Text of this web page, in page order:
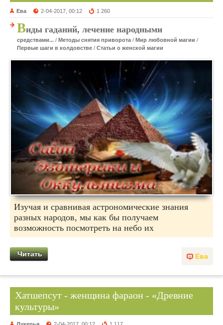
Ева 2-04-2017, 00:12 1 260
Виды гаданий, лечение народными
средствами... / Методы снятия приворота / Мир любовной магии /
Первые шаги в колдовстве / Статьи о женской магии
Изучая и сравнивая астрономические знания
разных народов, мы как бы получаем
возможность посмотреть на небо их
Ева
Читать
Хатшепсут - женщина фараон - «Древние
культуры»